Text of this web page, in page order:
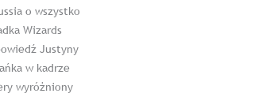
o wszystko
Wizards
Justyny
w kadrze
wyróżniony